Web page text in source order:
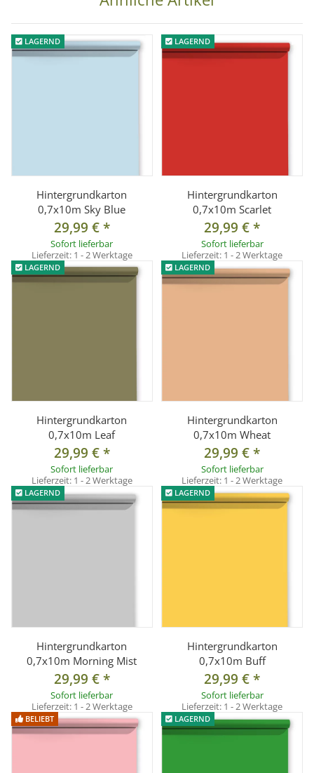
LAGERND
Hintergrundkarton
0,7x10m Sky Blue
29,99 €*
Sofort lieferbar
Lieferzeit: 1 - 2 Werktage
LAGERND
Hintergrundkarton
0,7x10m Scarlet
29,99 €*
Sofort lieferbar
Lieferzeit: 1 - 2 Werktage
LAGERND
Hintergrundkarton
0,7x10m Leaf
29,99 €*
Sofort lieferbar
Lieferzeit: 1 - 2 Werktage
LAGERND
Hintergrundkarton
0,7x10m Wheat
29,99 €*
Sofort lieferbar
Lieferzeit: 1 - 2 Werktage
LAGERND
Hintergrundkarton
0,7x10m Morning Mist
29,99 €*
Sofort lieferbar
Lieferzeit: 1 - 2 Werktage
LAGERND
Hintergrundkarton
0,7x10m Buff
29,99 €*
Sofort lieferbar
Lieferzeit: 1 - 2 Werktage
BELIEBT LAGERND